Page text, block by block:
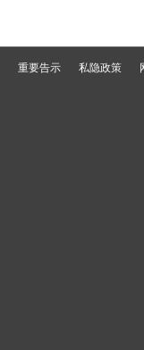
重要告示 私隐政策